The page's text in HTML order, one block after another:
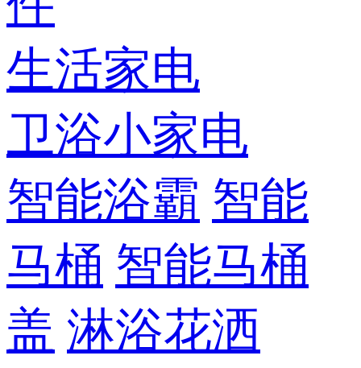
生活家电
卫浴小家电
智能浴霸 智能
马桶 智能马桶
盖 淋浴花洒